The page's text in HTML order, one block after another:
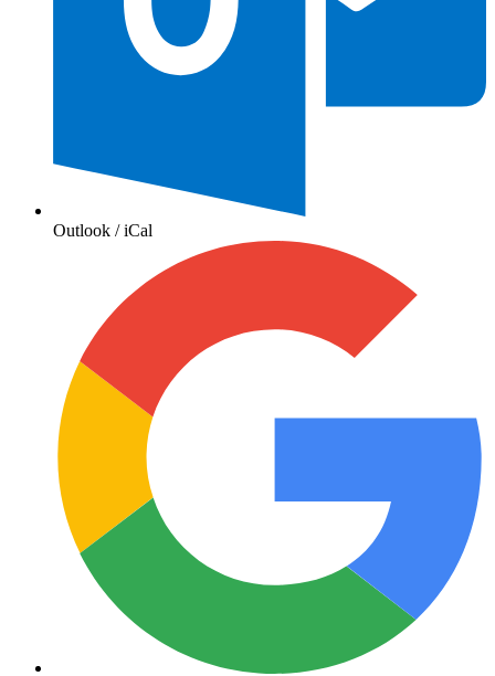
Outlook / iCal